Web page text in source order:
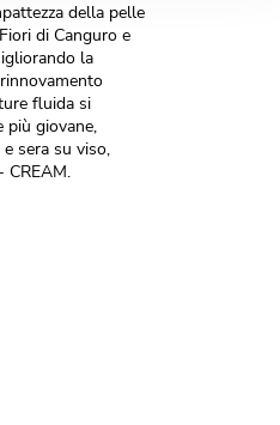
della pelle
di Canguro e
la
fluida si
più giovane,
sera su viso,
CREAM.